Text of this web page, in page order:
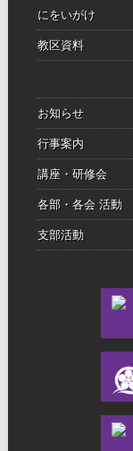
にをいがけ
教区資料
お知らせ
行事案内
講座・研修会
各部・各会 活動
支部活動